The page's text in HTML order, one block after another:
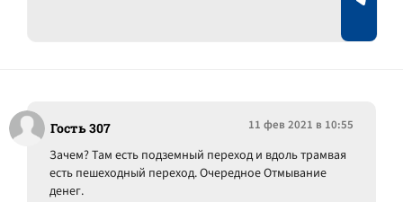
Гость 307 11 фев 2021 в 10:55
Зачем? Там есть подземный переход и вдоль трамвая
есть пешеходный переход. Очередное Отмывание
денег.